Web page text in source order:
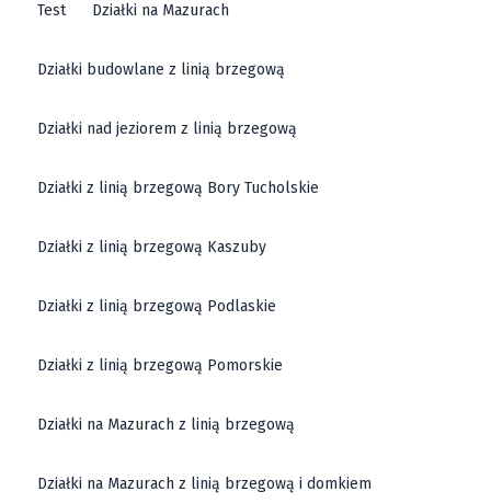
Test Działki na Mazurach
Działki budowlane z linią brzegową
Działki nad jeziorem z linią brzegową
Działki z linią brzegową Bory Tucholskie
Działki z linią brzegową Kaszuby
Działki z linią brzegową Podlaskie
Działki z linią brzegową Pomorskie
Działki na Mazurach z linią brzegową
Działki na Mazurach z linią brzegową i domkiem